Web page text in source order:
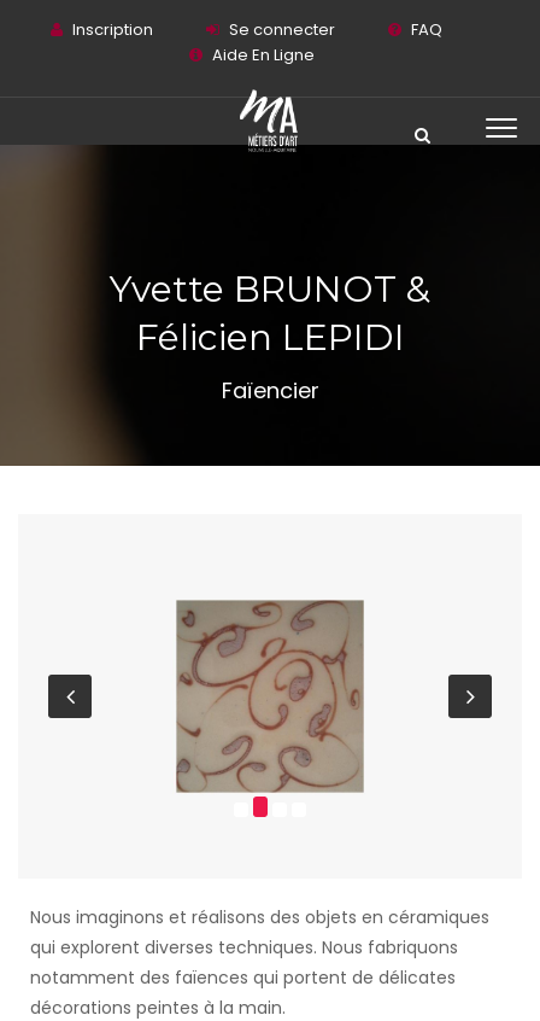
Inscription Se connecter
FAQ
Aide En Ligne
Yvette BRUNOT &
Félicien LEPIDI
Faïencier
Nous imaginons et réalisons des objets en céramiques
qui explorent diverses techniques. Nous fabriquons
notamment des faïences qui portent de délicates
décorations peintes à la main.